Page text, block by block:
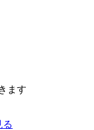
ます
る